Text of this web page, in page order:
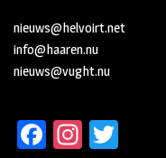
nieuws@helvoirt.net
info@haaren.nu
nieuws@vught.nu
Fa In